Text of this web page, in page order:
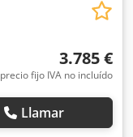
3.785 €
precio fijo IVA no incluído
Llamar